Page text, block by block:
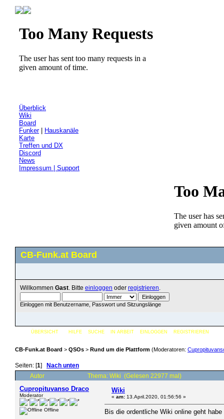
Überblick
Wiki
Board
Funker|
Hauskanäle
Karte
Treffen und DX
Discord
News
Impressum | Support
CB-Funk.at Board
Willkommen Gast . Bitte einloggen oder registrieren
Einloggen mit Benutzername, Passwort und Sitzungslänge
ÜBERSICHT HILFE SUCHE IN ARBEIT EINLOGGEN REGISTRIEREN
CB-Funk.at Board > QSOs > Rund um die Plattform (Moderatoren:
Seiten: [1] Nach unten
Autor
Thema: Wiki (Gelesen 22977 mal)
Cupropituvanso Draco
Moderator
Offline
Wiki
« am: 13.April.2020, 01:56:56 »
Bis die ordentliche Wiki online geht